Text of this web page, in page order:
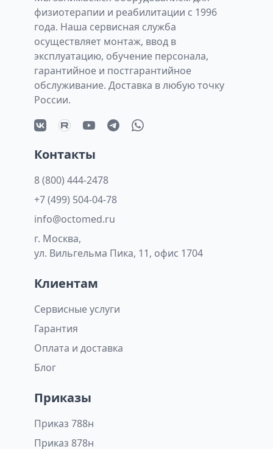
физиотерапии и реабилитации с 1996
года. Наша сервисная служба
осуществляет монтаж, ввод в
эксплуатацию, обучение персонала,
гарантийное и постгарантийное
обслуживание. Доставка в любую точку
России.
Контакты
8 (800) 444-2478
+7 (499) 504-04-78
info@octomed.ru
г. Москва,
ул. Вильгельма Пика, 11, офис 1704
Клиентам
Сервисные услуги
Гарантия
Оплата и доставка
Блог
Приказы
Приказ 788н
Приказ 878н